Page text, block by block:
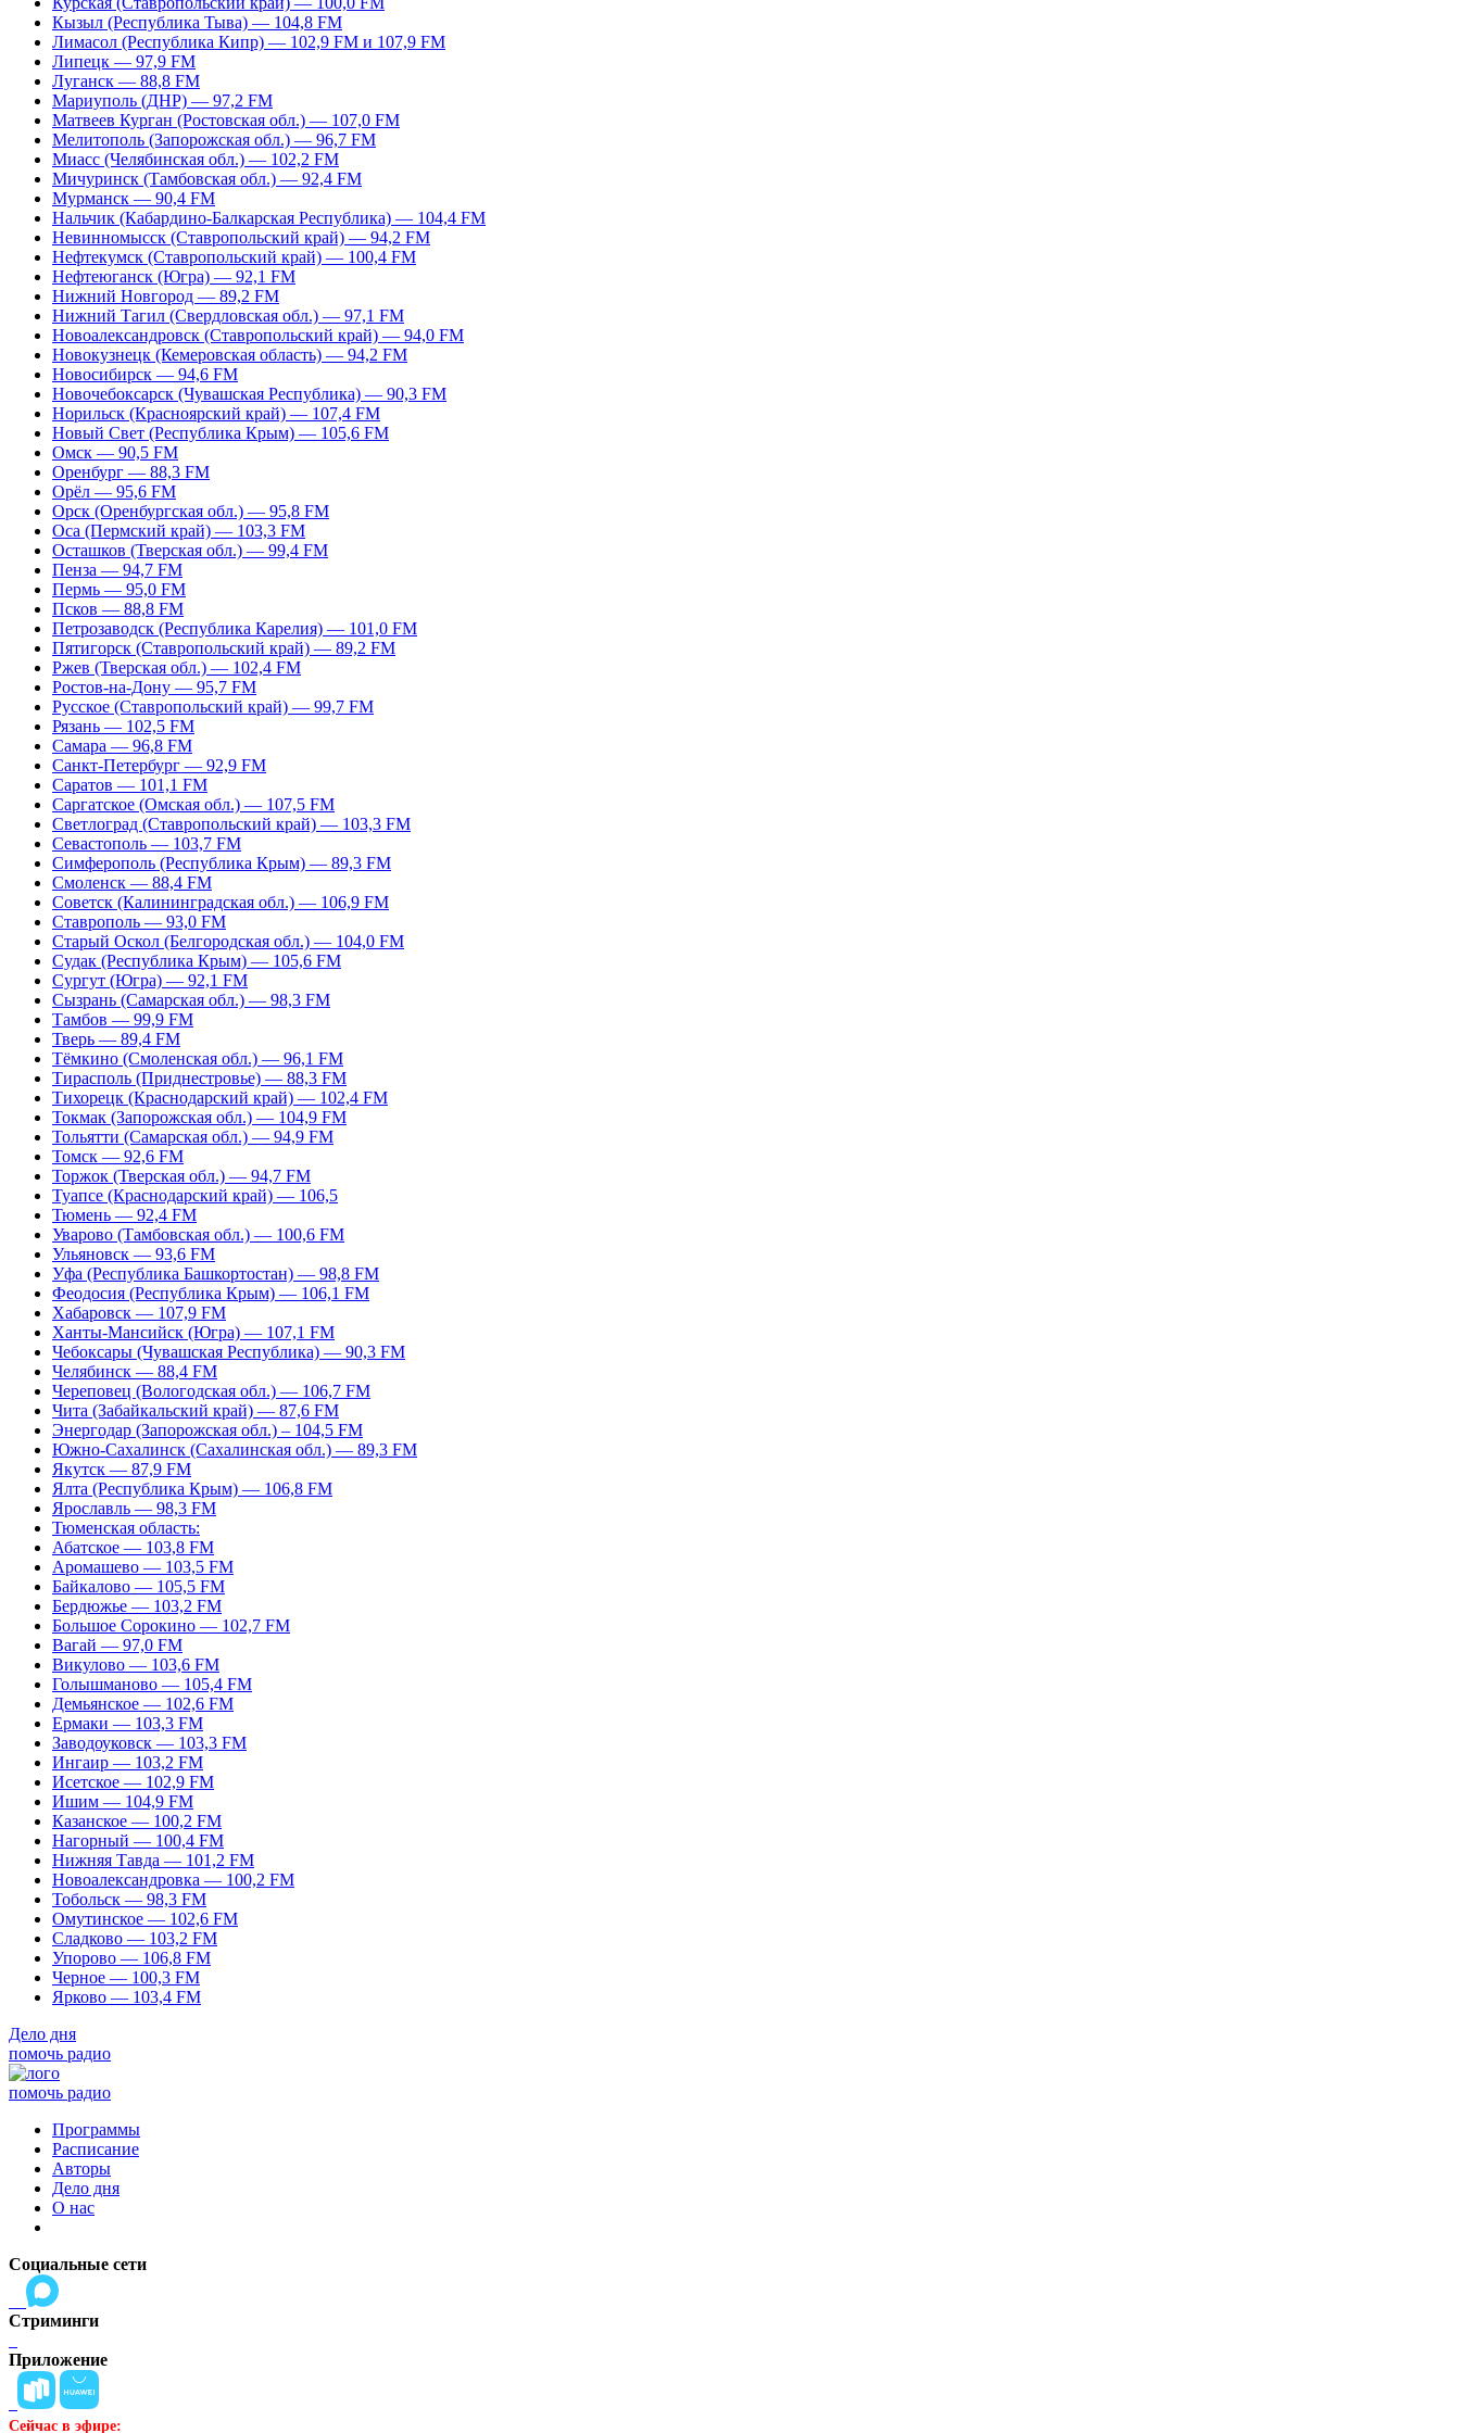
Кызыл (Республика Тыва) — 104,8 FM
Лимасол (Республика Кипр) — 102,9 FM и 107,9 FM
Липецк — 97,9 FM
Луганск — 88,8 FM
Мариуполь (ДНР) — 97,2 FM
Матвеев Курган (Ростовская обл.) — 107,0 FM
Мелитополь (Запорожская обл.) — 96,7 FM
Миасс (Челябинская обл.) — 102,2 FM
Мичуринск (Тамбовская обл.) — 92,4 FM
Мурманск — 90,4 FM
Нальчик (Кабардино-Балкарская Республика) — 104,4 FM
Невинномысск (Ставропольский край) — 94,2 FM
Нефтекумск (Ставропольский край) — 100,4 FM
Нефтеюганск (Югра) — 92,1 FM
Нижний Новгород — 89,2 FM
Нижний Тагил (Свердловская обл.) — 97,1 FM
Новоалександровск (Ставропольский край) — 94,0 FM
Новокузнецк (Кемеровская область) — 94,2 FM
Новосибирск — 94,6 FM
Новочебоксарск (Чувашская Республика) — 90,3 FM
Норильск (Красноярский край) — 107,4 FM
Новый Свет (Республика Крым) — 105,6 FM
Омск — 90,5 FM
Оренбург — 88,3 FM
Орёл — 95,6 FM
Орск (Оренбургская обл.) — 95,8 FM
Оса (Пермский край) — 103,3 FM
Осташков (Тверская обл.) — 99,4 FM
Пенза — 94,7 FM
Пермь — 95,0 FM
Псков — 88,8 FM
Петрозаводск (Республика Карелия) — 101,0 FM
Пятигорск (Ставропольский край) — 89,2 FM
Ржев (Тверская обл.) — 102,4 FM
Ростов-на-Дону — 95,7 FM
Русское (Ставропольский край) — 99,7 FM
Рязань — 102,5 FM
Самара — 96,8 FM
Санкт-Петербург — 92,9 FM
Саратов — 101,1 FM
Саргатское (Омская обл.) — 107,5 FM
Светлоград (Ставропольский край) — 103,3 FM
Севастополь — 103,7 FM
Симферополь (Республика Крым) — 89,3 FM
Смоленск — 88,4 FM
Советск (Калининградская обл.) — 106,9 FM
Ставрополь — 93,0 FM
Старый Оскол (Белгородская обл.) — 104,0 FM
Судак (Республика Крым) — 105,6 FM
Сургут (Югра) — 92,1 FM
Сызрань (Самарская обл.) — 98,3 FM
Тамбов — 99,9 FM
Тверь — 89,4 FM
Тёмкино (Смоленская обл.) — 96,1 FM
Тирасполь (Приднестровье) — 88,3 FM
Тихорецк (Краснодарский край) — 102,4 FM
Токмак (Запорожская обл.) — 104,9 FM
Тольятти (Самарская обл.) — 94,9 FM
Томск — 92,6 FM
Торжок (Тверская обл.) — 94,7 FM
Туапсе (Краснодарский край) — 106,5
Тюмень — 92,4 FM
Уварово (Тамбовская обл.) — 100,6 FM
Ульяновск — 93,6 FM
Уфа (Республика Башкортостан) — 98,8 FM
Феодосия (Республика Крым) — 106,1 FM
Хабаровск — 107,9 FM
Ханты-Мансийск (Югра) — 107,1 FM
Чебоксары (Чувашская Республика) — 90,3 FM
Челябинск — 88,4 FM
Череповец (Вологодская обл.) — 106,7 FM
Чита (Забайкальский край) — 87,6 FM
Энергодар (Запорожская обл.) – 104,5 FM
Южно-Сахалинск (Сахалинская обл.) — 89,3 FM
Якутск — 87,9 FM
Ялта (Республика Крым) — 106,8 FM
Ярославль — 98,3 FM
Тюменская область:
Абатское — 103,8 FM
Аромашево — 103,5 FM
Байкалово — 105,5 FM
Бердюжье — 103,2 FM
Большое Сорокино — 102,7 FM
Вагай — 97,0 FM
Викулово — 103,6 FM
Голышманово — 105,4 FM
Демьянское — 102,6 FM
Ермаки — 103,3 FM
Заводоуковск — 103,3 FM
Ингаир — 103,2 FM
Исетское — 102,9 FM
Ишим — 104,9 FM
Казанское — 100,2 FM
Нагорный — 100,4 FM
Нижняя Тавда — 101,2 FM
Новоалександровка — 100,2 FM
Тобольск — 98,3 FM
Омутинское — 102,6 FM
Сладково — 103,2 FM
Упорово — 106,8 FM
Черное — 100,3 FM
Ярково — 103,4 FM
Дело дня
помочь радио
помочь радио
Программы
Расписание
Авторы
Дело дня
О нас
Социальные сети
Стриминги
Приложение
Сейчас в эфире: